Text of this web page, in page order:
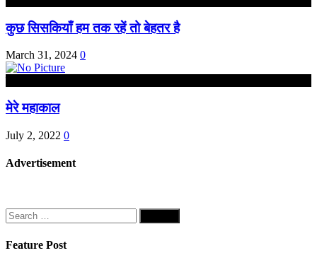
कुछ सिसकियाँ हम तक रहें तो बेहतर है
March 31, 2024 0
मेरे महाकाल
July 2, 2022 0
Advertisement
Search
for:
Feature Post